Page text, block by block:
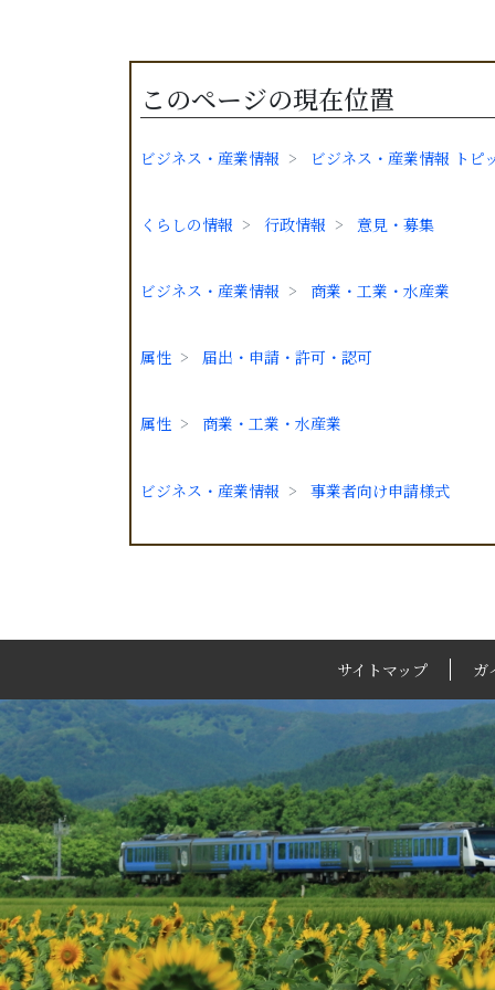
このページの現在位置
ビジネス・産業情報 ビジネス・産業情報 トピ
くらしの情報 行政情報 意見・募集
ビジネス・産業情報 商業・工業・水産業
属性 届出・申請・許可・認可
属性 商業・工業・水産業
ビジネス・産業情報 事業者向け申請様式
サイトマップ ガ